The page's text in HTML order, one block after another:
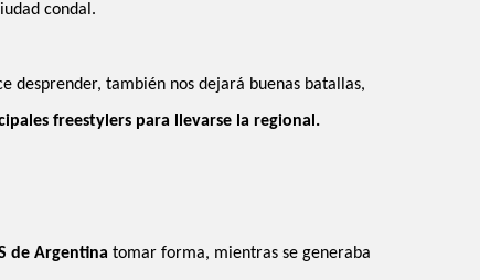
condal.
desprender, también nos dejará buenas batallas,
freestylers para llevarse la regional.
de Argentina tomar forma, mientras se generaba